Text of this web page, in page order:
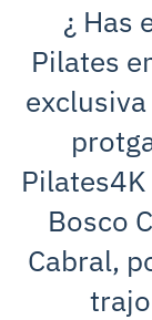
¿ Has
Pilates
Bosco
Cabral,